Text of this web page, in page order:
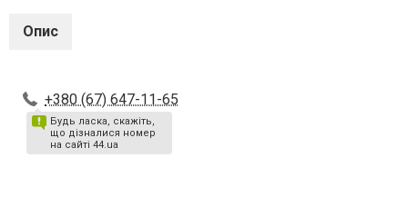
Опис
+380 (67) 647-11-65
Будь ласка, скажіть,
що дізналися номер
на сайті 44.ua